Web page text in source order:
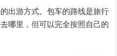
出游方式。包车的路线是旅行
哪里，但可以完全按照自己的